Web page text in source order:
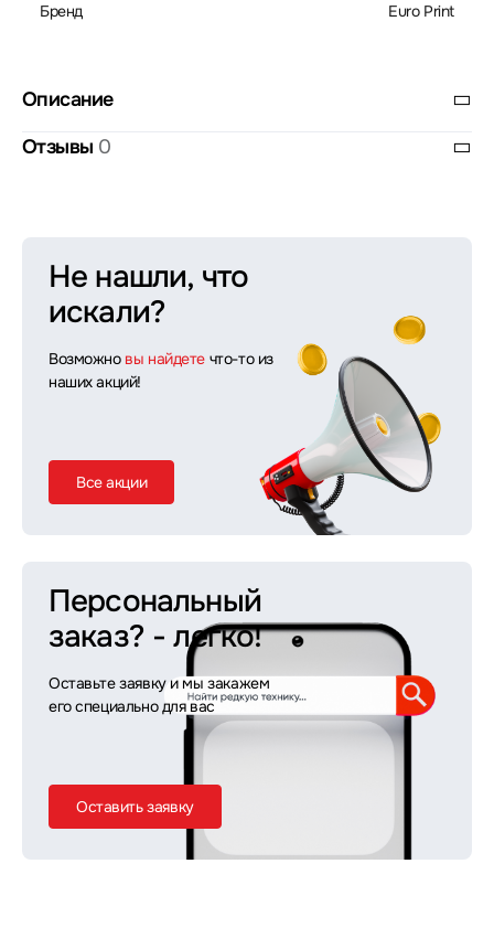
Бренд Euro Print
Описание
Отзывы 0
Не нашли, что
искали?
Возможно вы найдете что-то из
наших акций!
Все акции
Персональный
заказ? - легко!
Оставьте заявку и мы закажем
его специально для вас
Оставить заявку